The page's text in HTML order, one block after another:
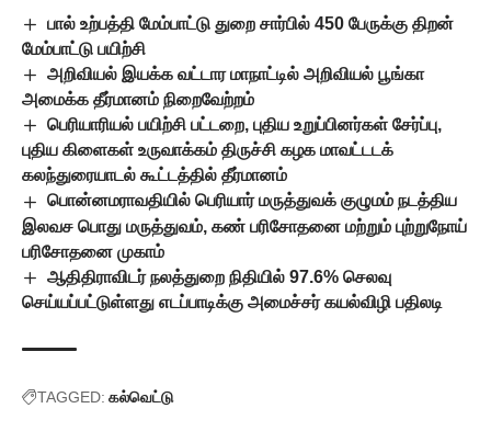
பால் உற்பத்தி மேம்பாட்டு துறை சார்பில் 450 பேருக்கு திறன்
மேம்பாட்டு பயிற்சி
அறிவியல் இயக்க வட்டார மாநாட்டில் அறிவியல் பூங்கா
அமைக்க தீர்மானம் நிறைவேற்றம்
பெரியாரியல் பயிற்சி பட்டறை, புதிய உறுப்பினர்கள் சேர்ப்பு,
புதிய கிளைகள் உருவாக்கம் திருச்சி கழக மாவட்டடக்
கலந்துரையாடல் கூட்டத்தில் தீர்மானம்
பொன்னமராவதியில் பெரியார் மருத்துவக் குழுமம் நடத்திய
இலவச பொது மருத்துவம், கண் பரிசோதனை மற்றும் புற்றுநோய்
பரிசோதனை முகாம்
ஆதிதிராவிடர் நலத்துறை நிதியில் 97.6% செலவு
செய்யப்பட்டுள்ளது எடப்பாடிக்கு அமைச்சர் கயல்விழி பதிலடி
TAGGED: கல்வெட்டு